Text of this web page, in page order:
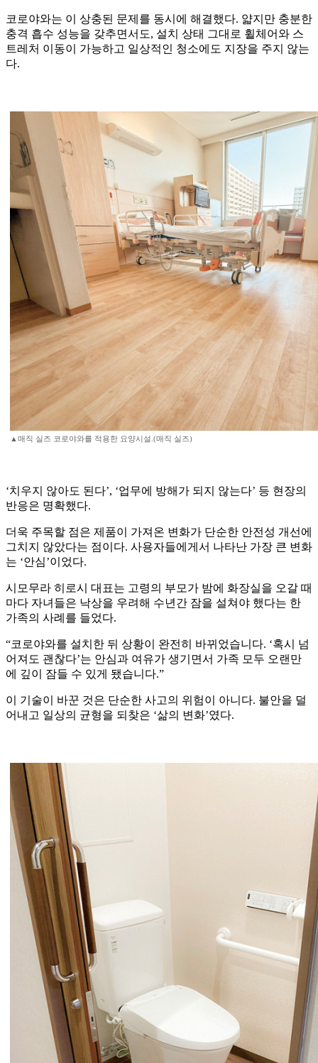
코로야와는 이 상충된 문제를 동시에 해결했다. 얇지만 충분한
충격 흡수 성능을 갖추면서도, 설치 상태 그대로 휠체어와 스
트레처 이동이 가능하고 일상적인 청소에도 지장을 주지 않는
다.
▲매직 실즈 코로야와를 적용한 요양시설.(매직 실즈)
‘치우지 않아도 된다’, ‘업무에 방해가 되지 않는다’ 등 현장의
반응은 명확했다.
더욱 주목할 점은 제품이 가져온 변화가 단순한 안전성 개선에
그치지 않았다는 점이다. 사용자들에게서 나타난 가장 큰 변화
는 ‘안심’이었다.
시모무라 히로시 대표는 고령의 부모가 밤에 화장실을 오갈 때
마다 자녀들은 낙상을 우려해 수년간 잠을 설쳐야 했다는 한
가족의 사례를 들었다.
“코로야와를 설치한 뒤 상황이 완전히 바뀌었습니다. ‘혹시 넘
어져도 괜찮다’는 안심과 여유가 생기면서 가족 모두 오랜만
에 깊이 잠들 수 있게 됐습니다.”
이 기술이 바꾼 것은 단순한 사고의 위험이 아니다. 불안을 덜
어내고 일상의 균형을 되찾은 ‘삶의 변화’였다.